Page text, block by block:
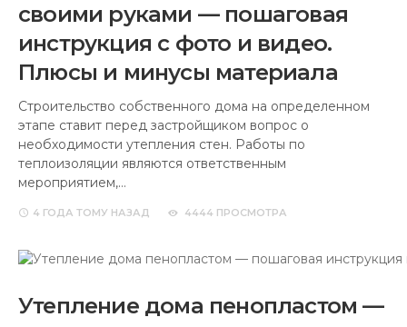
своими руками — пошаговая
инструкция с фото и видео.
Плюсы и минусы материала
Строительство собственного дома на определенном
этапе ставит перед застройщиком вопрос о
необходимости утепления стен. Работы по
теплоизоляции являются ответственным
мероприятием,…
4 ГОДА ТОМУ НАЗАД 4444 ПРОСМОТРА
Утепление дома пенопластом —